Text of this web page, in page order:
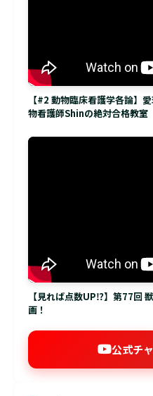
【#2 動物臨床看護学各論】
物看護師Shinの絶対合格教室
【見れば点数UP⁉】第77回
画！
公式チ